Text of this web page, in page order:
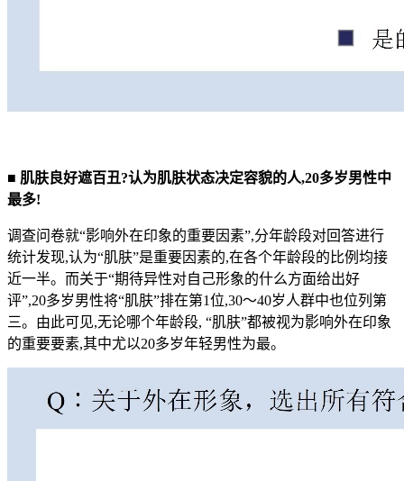
■ 肌肤良好遮百丑?认为肌肤状态决定容貌的人,20多岁男性中
最多!
调查问卷就“影响外在印象的重要因素”,分年龄段对回答进行
统计发现,认为“肌肤”是重要因素的,在各个年龄段的比例均接
近一半。而关于“期待异性对自己形象的什么方面给出好
评”,20多岁男性将“肌肤”排在第1位,30～40岁人群中也位列第
三。由此可见,无论哪个年龄段, “肌肤”都被视为影响外在印象
的重要要素,其中尤以20多岁年轻男性为最。